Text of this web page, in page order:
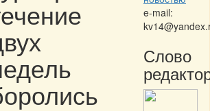
e-mail:
Слово